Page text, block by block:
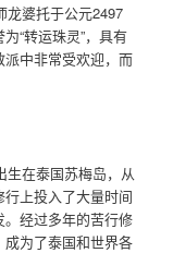
龙婆托于公元2497
“转运珠灵”，具有
中非常受欢迎，而
生在泰国苏梅岛，从
上投入了大量时间
经过多年的苦行修
为了泰国和世界各